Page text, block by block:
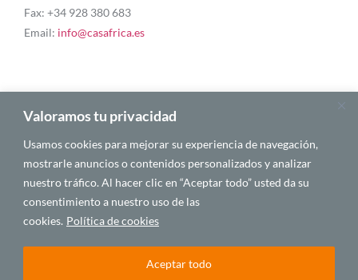
Valoramos tu privacidad
Usamos cookies para mejorar su experiencia de navegación,
mostrarle anuncios o contenidos personalizados y analizar
nuestro tráfico. Al hacer clic en “Aceptar todo” usted da su
consentimiento a nuestro uso de las
cookies. Política de cookies
Aceptar todo
Fax: +34 928 380 683
Email: info@casafrica.es
Blog
Quiénes somos
Autores
Español